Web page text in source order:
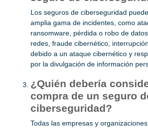
Los seguros de ciberseguridad
amplia gama de incidentes, como
ransomware, pérdida o robo de
redes, fraude cibernético,
debido a un ataque cibernético y
por la divulgación de información
¿Quién debería
compra de un seguro
ciberseguridad?
Todas las empresas y